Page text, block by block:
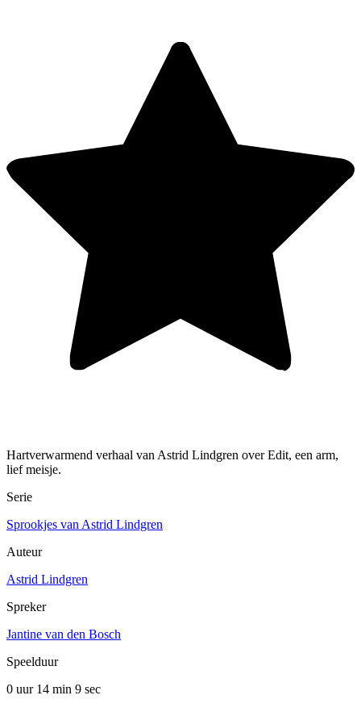
Hartverwarmend verhaal van Astrid Lindgren over Edit, een arm,
lief meisje.
Serie
Sprookjes van Astrid Lindgren
Auteur
Astrid Lindgren
Spreker
Jantine van den Bosch
Speelduur
0 uur 14 min 9 sec